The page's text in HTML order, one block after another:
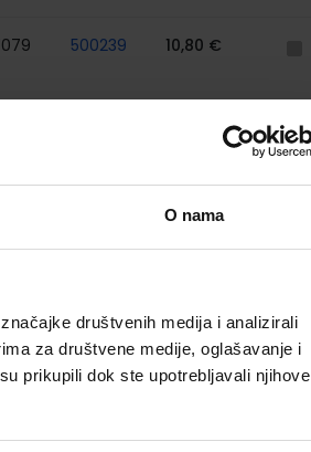
O nama
društvenih medija i analizirali
za društvene medije, oglašavanje i
prikupili dok ste upotrebljavali njihove
500239 10,80 €
500744 11,50 €